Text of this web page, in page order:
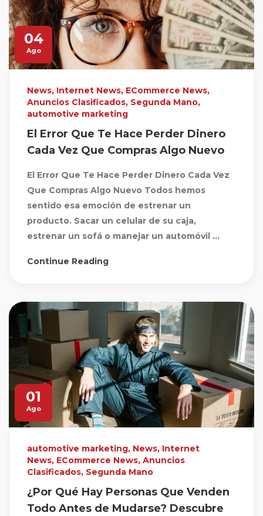
04
Ago
News, Internet News, ECommerce News,
Anuncios Clasificados, Segunda Mano,
automotive marketing
El Error Que Te Hace Perder Dinero
Cada Vez Que Compras Algo Nuevo
El Error Que Te Hace Perder Dinero Cada Vez
Que Compras Algo Nuevo Todos hemos
sentido esa emoción de estrenar un
producto. Sacar un celular de su caja,
estrenar un sofá o manejar un automóvil ...
Continue Reading
01
Ago
automotive marketing, News, Internet
News, ECommerce News, Anuncios
Clasificados, Segunda Mano
¿Por Qué Hay Personas Que Venden
Todo Antes de Mudarse? Descubre